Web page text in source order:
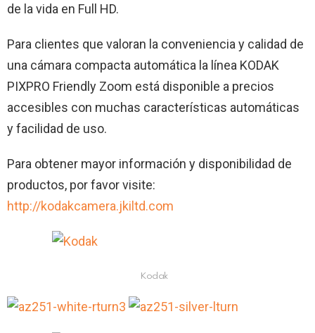
de la vida en Full HD.
Para clientes que valoran la conveniencia y calidad de
una cámara compacta automática la línea KODAK
PIXPRO Friendly Zoom está disponible a precios
accesibles con muchas características automáticas
y facilidad de uso.
Para obtener mayor información y disponibilidad de
productos, por favor visite:
http://kodakcamera.jkiltd.com
Kodak